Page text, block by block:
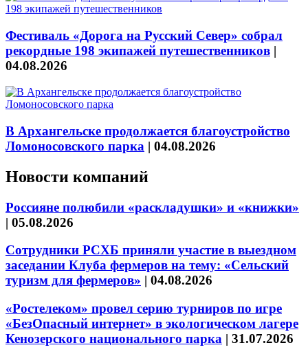
Фестиваль «Дорога на Русский Север» собрал
рекордные 198 экипажей путешественников |
04.08.2026
В Архангельске продолжается благоустройство
Ломоносовского парка | 04.08.2026
Новости компаний
Россияне полюбили «раскладушки» и «книжки»
| 05.08.2026
Сотрудники РСХБ приняли участие в выездном
заседании Клуба фермеров на тему: «Сельский
туризм для фермеров» | 04.08.2026
«Ростелеком» провел серию турниров по игре
«БезОпасный интернет» в экологическом лагере
Кенозерского национального парка | 31.07.2026